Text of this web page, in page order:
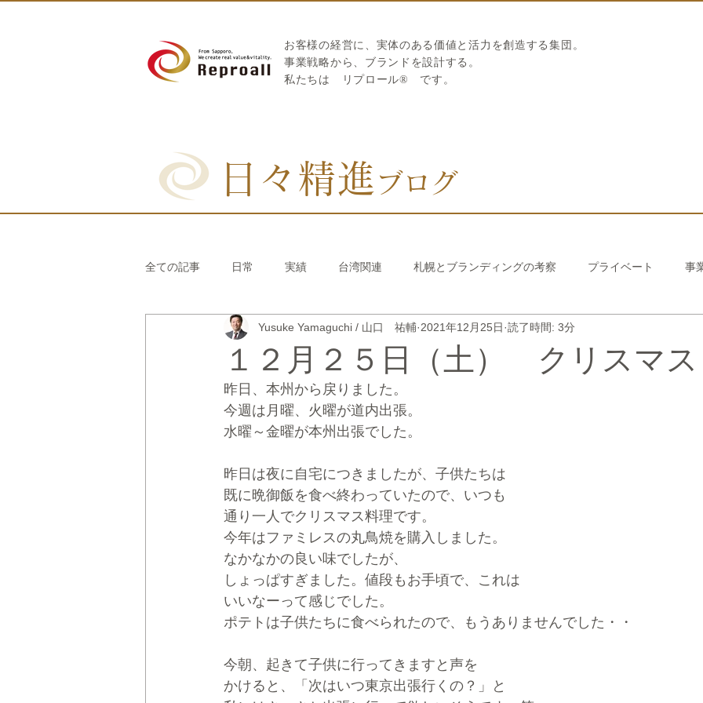
お客様の経営に、実体のある価値と活力を創造する集団。
​事業戦略から、ブランドを設計する。
私たちは
リプロール® です。
日々精進 ブログ
全ての記事 日常 実績 台湾関連 札幌とブランディングの考察 プライベート 事
リブランディング® さとうきび繊維のストロー 中国香港関連 韓国関連
CRMブランディング® デジタルマーケティングブランディング®
１２月２５日（土） クリスマ
Yusuke Yamaguchi / 山口 祐輔 2021年12月25日 読了時間: 3分
昨日、本州から戻りました。
今週は月曜、火曜が道内出張。
水曜～金曜が本州出張でした。
昨日は夜に自宅につきましたが、子供たちは
既に晩御飯を食べ終わっていたので、いつも
通り一人でクリスマス料理です。
今年はファミレスの丸鳥焼を購入しました。
なかなかの良い味でしたが、
しょっぱすぎました。値段もお手頃で、これは
いいなーって感じでした。
ポテトは子供たちに食べられたので、もうありませんでした・・
今朝、起きて子供に行ってきますと声を
かけると、「次はいつ東京出張行くの？」と